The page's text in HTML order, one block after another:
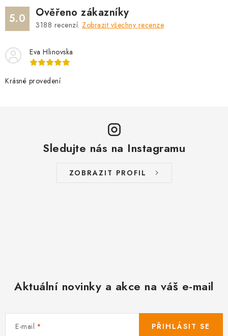
5.0 Ověřeno zákazníky
3188 recenzí. Zobrazit všechny recenze
Eva Hlinovska
Krásné provedení
Sledujte nás na Instagramu
ZOBRAZIT PROFIL
Aktuální novinky a akce na váš e-mail
E-mail PŘIHLÁSIT SE